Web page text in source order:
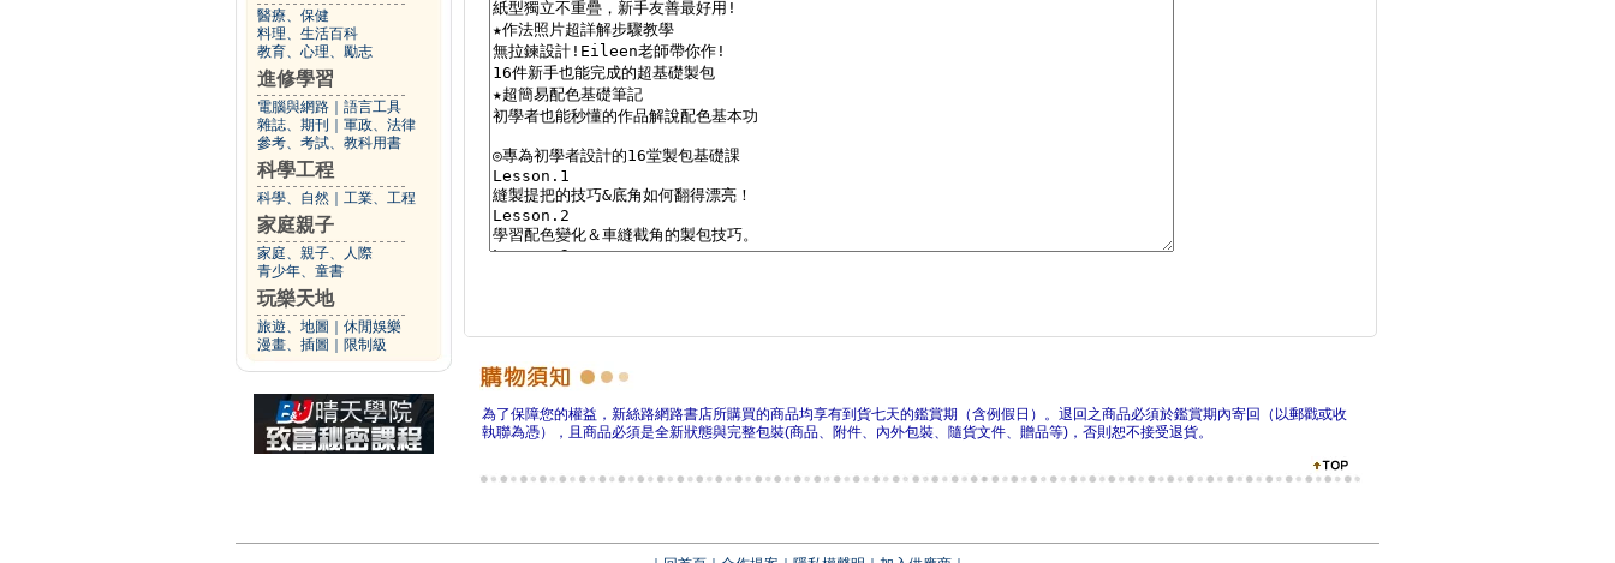
醫療、保健
料理、生活百科
教育、心理、勵志
進修學習
電腦與網路
語言工具
雜誌、期刊
軍政、法律
參考、考試、教科用書
科學工程
科學、自然 工業、工程
家庭親子
家庭、親子、人際
青少年、童書
玩樂天地
旅遊、地圖
休閒娛樂
漫畫、插圖
限制級
為了保障您的權益，新絲路網路書店所購買的商品均享有到貨七天的鑑賞期（含例假日）。退回之商品必須於鑑賞期內寄回（以郵戳或收
執聯為憑），且商品必須是全新狀態與完整包裝(商品、附件、內外包裝、隨貨文件、贈品等)，否則恕不接受退貨。